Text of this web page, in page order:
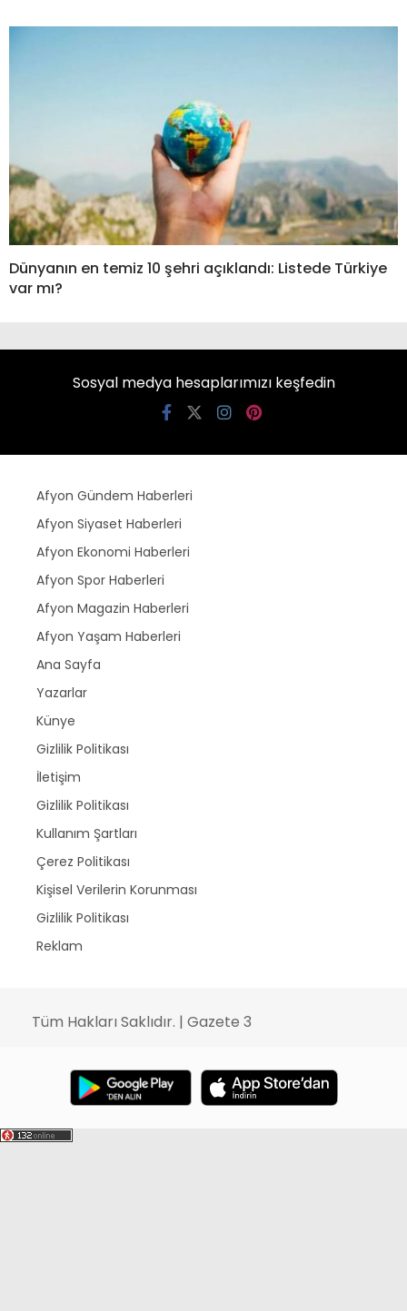
Dünyanın en temiz 10 şehri açıklandı: Listede Türkiye
var mı?
Sosyal medya hesaplarımızı keşfedin
Afyon Gündem Haberleri
Afyon Siyaset Haberleri
Afyon Ekonomi Haberleri
Afyon Spor Haberleri
Afyon Magazin Haberleri
Afyon Yaşam Haberleri
Ana Sayfa
Yazarlar
Künye
Gizlilik Politikası
İletişim
Gizlilik Politikası
Kullanım Şartları
Çerez Politikası
Kişisel Verilerin Korunması
Gizlilik Politikası
Reklam
Tüm Hakları Saklıdır. | Gazete 3